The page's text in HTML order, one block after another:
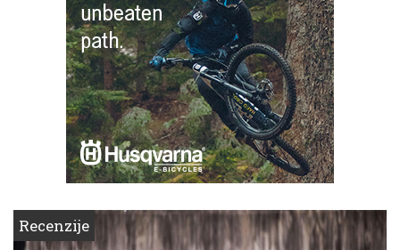
Recenzije